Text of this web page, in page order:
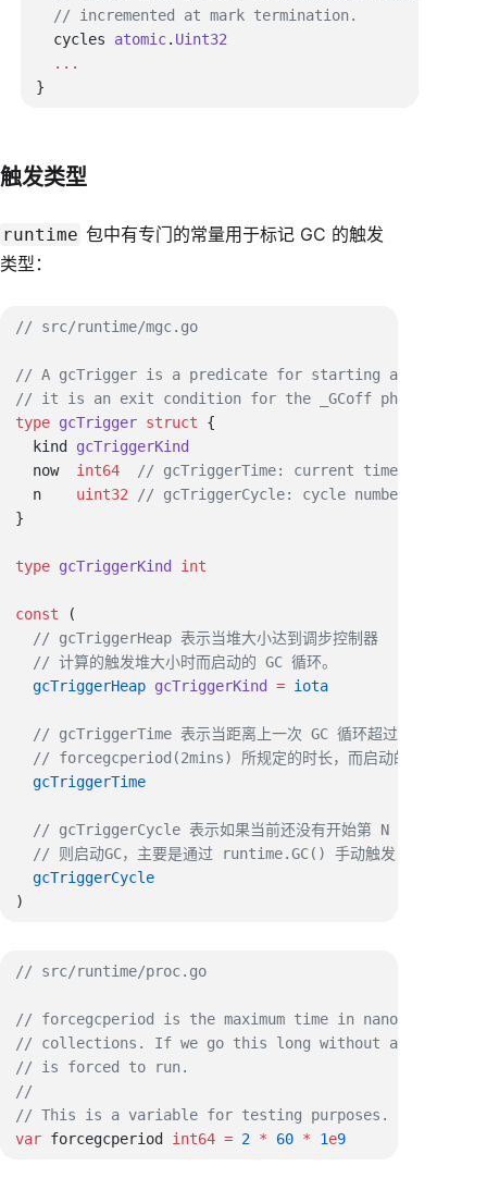
  cycles
atomic.
Uint32
触发类型
runtime 包中有专门的常量用于标记 GC 的触发
类型：
type gcTrigger struct
  kind
  now
int64
  n
uint32
type gcTriggerKind
const
  gcTriggerHeap
gcTriggerKind =
var forcegcperiod int64 = 2 * 60 * 1e